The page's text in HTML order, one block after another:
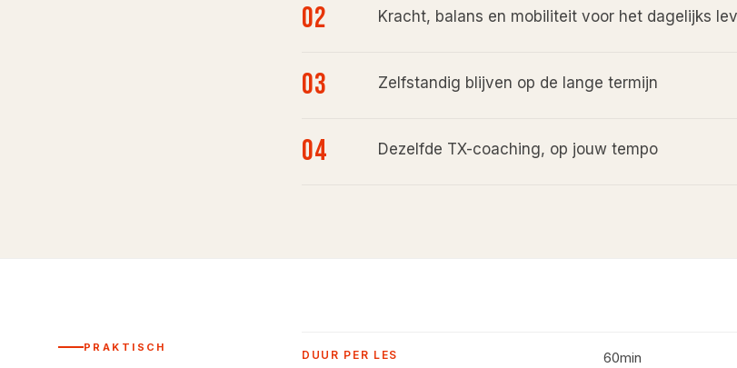
02 Kracht, balans en mobiliteit voor het dagelijks
03 Zelfstandig blijven op de lange termijn
04 Dezelfde TX-coaching, op jouw tempo
PRAKTISCH
DUUR PER LES 60min